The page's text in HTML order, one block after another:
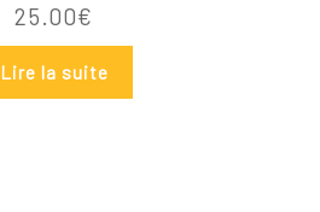
25.00€
Lire la suite